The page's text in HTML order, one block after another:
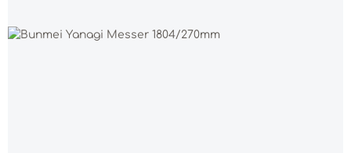
Bildergalerie überspringen